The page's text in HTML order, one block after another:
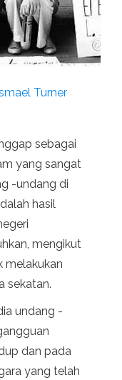
Turner
sebagai
yang sangat
-undang di
hasil
mengikut
melakukan
sekatan.
undang -
dan pada
yang telah